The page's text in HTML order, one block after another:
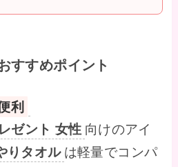
すすめポイント
利
ゼント 女性 向けのアイ
りタオル は軽量でコンパ